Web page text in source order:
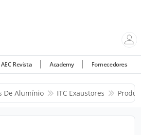
AEC Revista Academy Fornecedores
De Alumínio ITC Exaustores